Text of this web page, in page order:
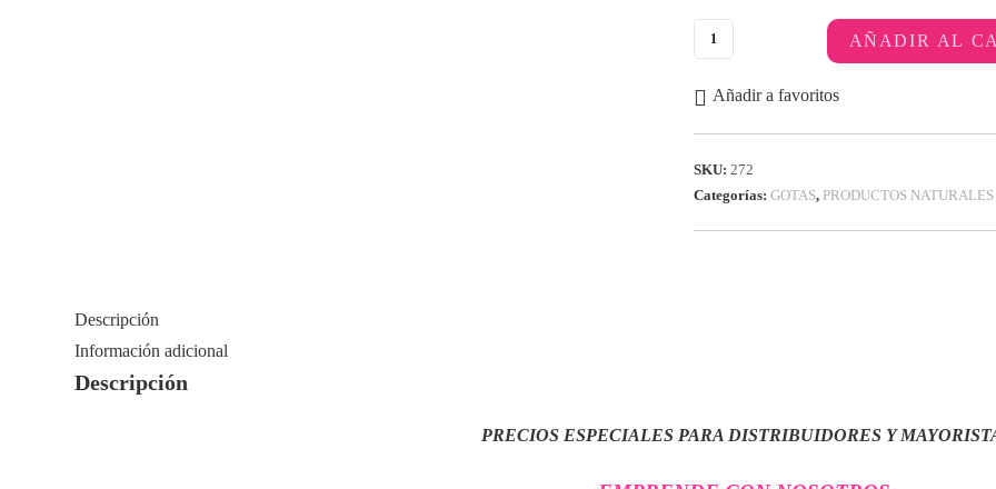
AÑADIR AL
Añadir a favoritos
SKU: 272
Categorías: GOTAS, PRODUCTOS NATURALES
Descripción
Información adicional
Descripción
PRECIOS ESPECIALES PARA DISTRIBUIDORES Y